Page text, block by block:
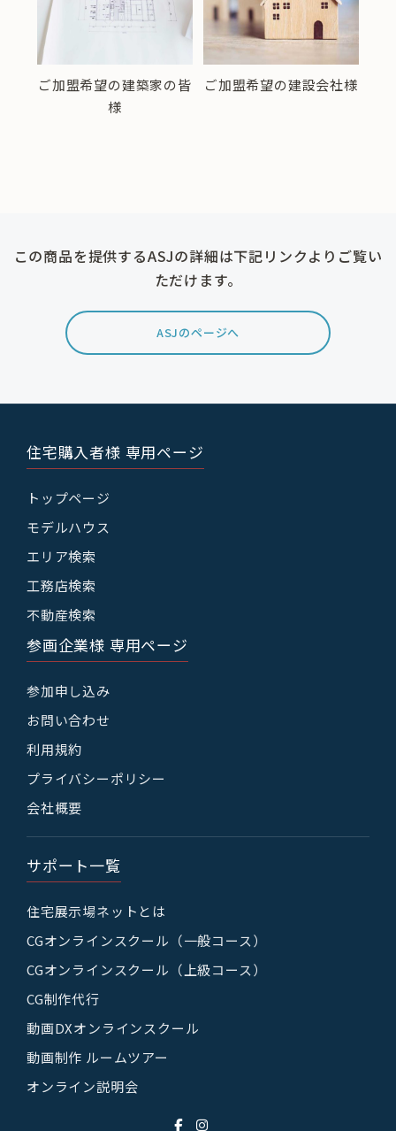
ご加盟希望の建築家の皆
様
ご加盟希望の建設会社様
この商品を提供するASJの詳細は下記リンクよりご覧い
ただけます。
ASJのページへ
住宅購入者様 専用ページ
トップページ
モデルハウス
エリア検索
工務店検索
不動産検索
参画企業様 専用ページ
参加申し込み
お問い合わせ
利用規約
プライバシーポリシー
会社概要
サポート一覧
住宅展示場ネットとは
CGオンラインスクール（一般コース）
CGオンラインスクール（上級コース）
CG制作代行
動画DXオンラインスクール
動画制作 ルームツアー
オンライン説明会